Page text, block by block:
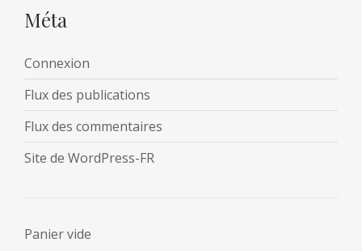
Méta
Connexion
Flux des publications
Flux des commentaires
Site de WordPress-FR
Panier vide